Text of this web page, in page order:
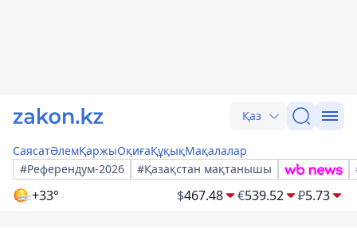
Қаз
СаясатӘлемҚаржыОқиғаҚұқықМақалалар
#Референдум-2026
#Қазақстан мақтанышы
+33° $467.48 €539.52 ₽5.73